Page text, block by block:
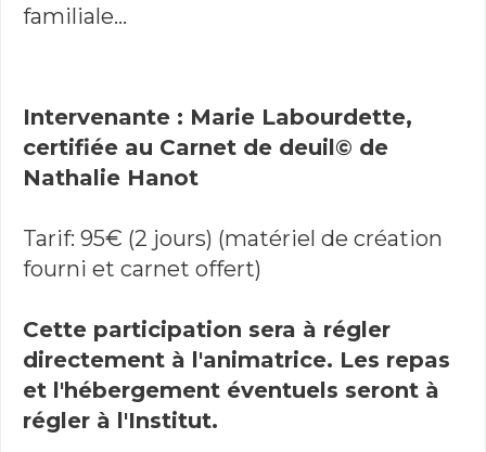
familiale…
Intervenante : Marie Labourdette,
certifiée au Carnet de deuil© de
Nathalie Hanot
Tarif: 95€ (2 jours) (matériel de création
fourni et carnet offert)
Cette participation sera à régler
directement à l'animatrice. Les repas
et l'hébergement éventuels seront à
régler à l'Institut.